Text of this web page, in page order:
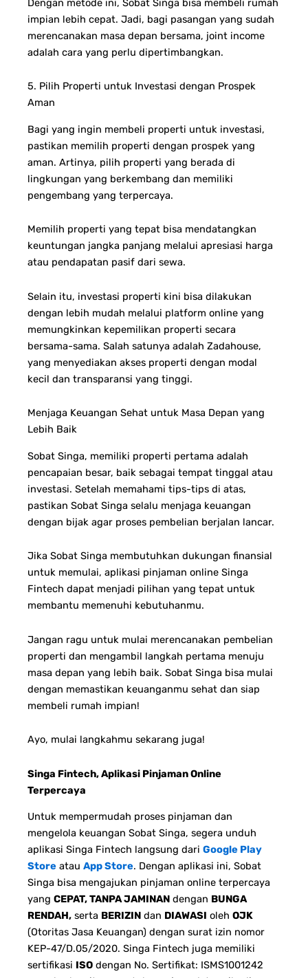
Dengan metode ini, Sobat Singa bisa membeli rumah
impian lebih cepat. Jadi, bagi pasangan yang sudah
merencanakan masa depan bersama, joint income
adalah cara yang perlu dipertimbangkan.
5. Pilih Properti untuk Investasi dengan Prospek
Aman
Bagi yang ingin membeli properti untuk investasi,
pastikan memilih properti dengan prospek yang
aman. Artinya, pilih properti yang berada di
lingkungan yang berkembang dan memiliki
pengembang yang terpercaya.
Memilih properti yang tepat bisa mendatangkan
keuntungan jangka panjang melalui apresiasi harga
atau pendapatan pasif dari sewa.
Selain itu, investasi properti kini bisa dilakukan
dengan lebih mudah melalui platform online yang
memungkinkan kepemilikan properti secara
bersama-sama. Salah satunya adalah Zadahouse,
yang menyediakan akses properti dengan modal
kecil dan transparansi yang tinggi.
Menjaga Keuangan Sehat untuk Masa Depan yang
Lebih Baik
Sobat Singa, memiliki properti pertama adalah
pencapaian besar, baik sebagai tempat tinggal atau
investasi. Setelah memahami tips-tips di atas,
pastikan Sobat Singa selalu menjaga keuangan
dengan bijak agar proses pembelian berjalan lancar.
Jika Sobat Singa membutuhkan dukungan finansial
untuk memulai, aplikasi pinjaman online Singa
Fintech dapat menjadi pilihan yang tepat untuk
membantu memenuhi kebutuhanmu.
Jangan ragu untuk mulai merencanakan pembelian
properti dan mengambil langkah pertama menuju
masa depan yang lebih baik. Sobat Singa bisa mulai
dengan memastikan keuanganmu sehat dan siap
membeli rumah impian!
Ayo, mulai langkahmu sekarang juga!
Singa Fintech, Aplikasi Pinjaman Online
Terpercaya
Untuk mempermudah proses pinjaman dan
mengelola keuangan Sobat Singa, segera unduh
aplikasi Singa Fintech langsung dari Google Play
Store atau App Store. Dengan aplikasi ini, Sobat
Singa bisa mengajukan pinjaman online terpercaya
yang CEPAT, TANPA JAMINAN dengan BUNGA
RENDAH, serta BERIZIN dan DIAWASI oleh OJK
(Otoritas Jasa Keuangan) dengan surat izin nomor
KEP-47/D.05/2020. Singa Fintech juga memiliki
sertifikasi ISO dengan No. Sertifikat: ISMS1001242